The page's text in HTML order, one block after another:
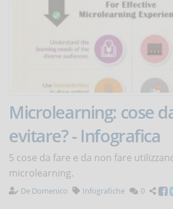
Microlearning: cose
evitare? - Infografica
5 cose da fare e da non fare
microlearning.
De Domenico Infografiche 0